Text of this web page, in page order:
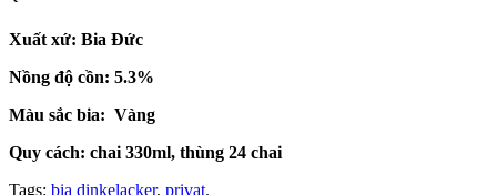
Xuất xứ: Bia Đức
Nồng độ cồn: 5.3%
Màu sắc bia: Vàng
Quy cách: chai 330ml, thùng 24 chai
Tags: bia dinkelacker, privat.